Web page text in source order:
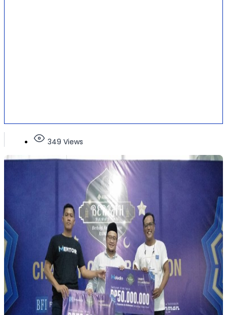
349 Views